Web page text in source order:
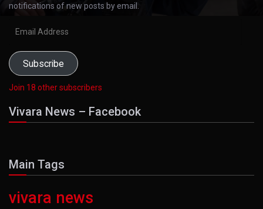
notifications of new posts by email.
Subscribe
Join 18 other subscribers
Vivara News – Facebook
Main Tags
vivara news